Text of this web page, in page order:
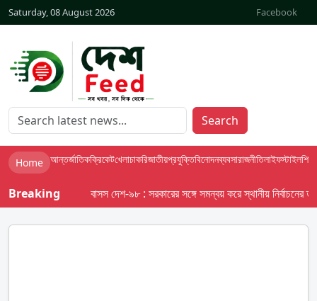
Saturday, 08 August 2026 Facebook
Search
Home আন্তর্জাতিকক্রিকেটখেলাচাকরিজাতীয়প্রযুক্তিবিনোদনব্যবসারাজনীতিলাইফস্টাইলশিক্ষা
Breaking বাসস দেশ-৯৮ : সরকারের সঙ্গে সমন্বয় করে স্থানীয় নির্বাচনের